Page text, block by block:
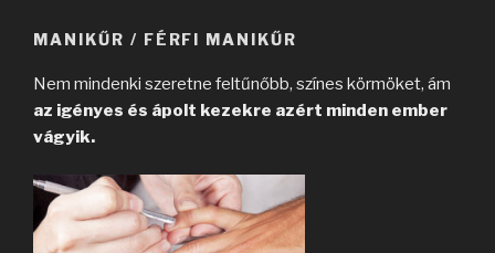
MANIKŰR / FÉRFI MANIKŰR
Nem mindenki szeretne feltűnőbb, színes körmöket, ám
az igényes és ápolt kezekre azért minden ember
vágyik.